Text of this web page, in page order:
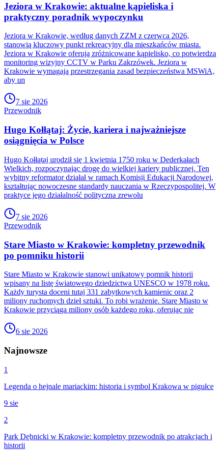
Jeziora w Krakowie: aktualne kąpieliska i
praktyczny poradnik wypoczynku
Jeziora w Krakowie, według danych ZZM z czerwca 2026,
stanowią kluczowy punkt rekreacyjny dla mieszkańców miasta.
Jeziora w Krakowie oferują zróżnicowane kąpielisko, co potwierdza
monitoring wizyjny CCTV w Parku Zakrzówek. Jeziora w
Krakowie wymagają przestrzegania zasad bezpieczeństwa MSWiA,
aby un
7 sie 2026
Przewodnik
Hugo Kołłątaj: Życie, kariera i najważniejsze
osiągnięcia w Polsce
Hugo Kołłątaj urodził się 1 kwietnia 1750 roku w Dederkałach
Wielkich, rozpoczynając drogę do wielkiej kariery publicznej. Ten
wybitny reformator działał w ramach Komisji Edukacji Narodowej,
kształtując nowoczesne standardy nauczania w Rzeczypospolitej. W
praktyce jego działalność polityczna zrewolu
7 sie 2026
Przewodnik
Stare Miasto w Krakowie: kompletny przewodnik
po pomniku historii
Stare Miasto w Krakowie stanowi unikatowy pomnik historii
wpisany na listę światowego dziedzictwa UNESCO w 1978 roku.
Każdy turysta doceni tutaj 331 zabytkowych kamienic oraz 2
miliony ruchomych dzieł sztuki. To robi wrażenie. Stare Miasto w
Krakowie przyciąga miliony osób każdego roku, oferując nie
6 sie 2026
Najnowsze
1
Legenda o hejnale mariackim: historia i symbol Krakowa w pigułce
9 sie
2
Park Dębnicki w Krakowie: kompletny przewodnik po atrakcjach i
historii